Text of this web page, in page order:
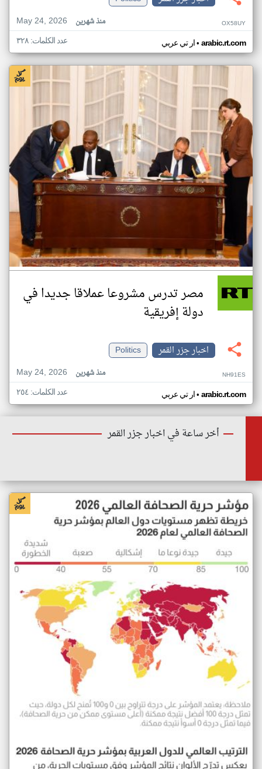
May 24, 2026
منذ شهرين OX58UY
ار تي عربي• arabic.rt.com عدد الكلمات: ٣٢٨
مصر تدرس مشروعا عملاقا جديدا في
دولة إفريقية
اخبار جزر القمر
Politics
May 24, 2026
منذ شهرين NH91ES
ار تي عربي• arabic.rt.com عدد الكلمات: ٢٥٤
أخر ساعة في اخبار جزر القمر